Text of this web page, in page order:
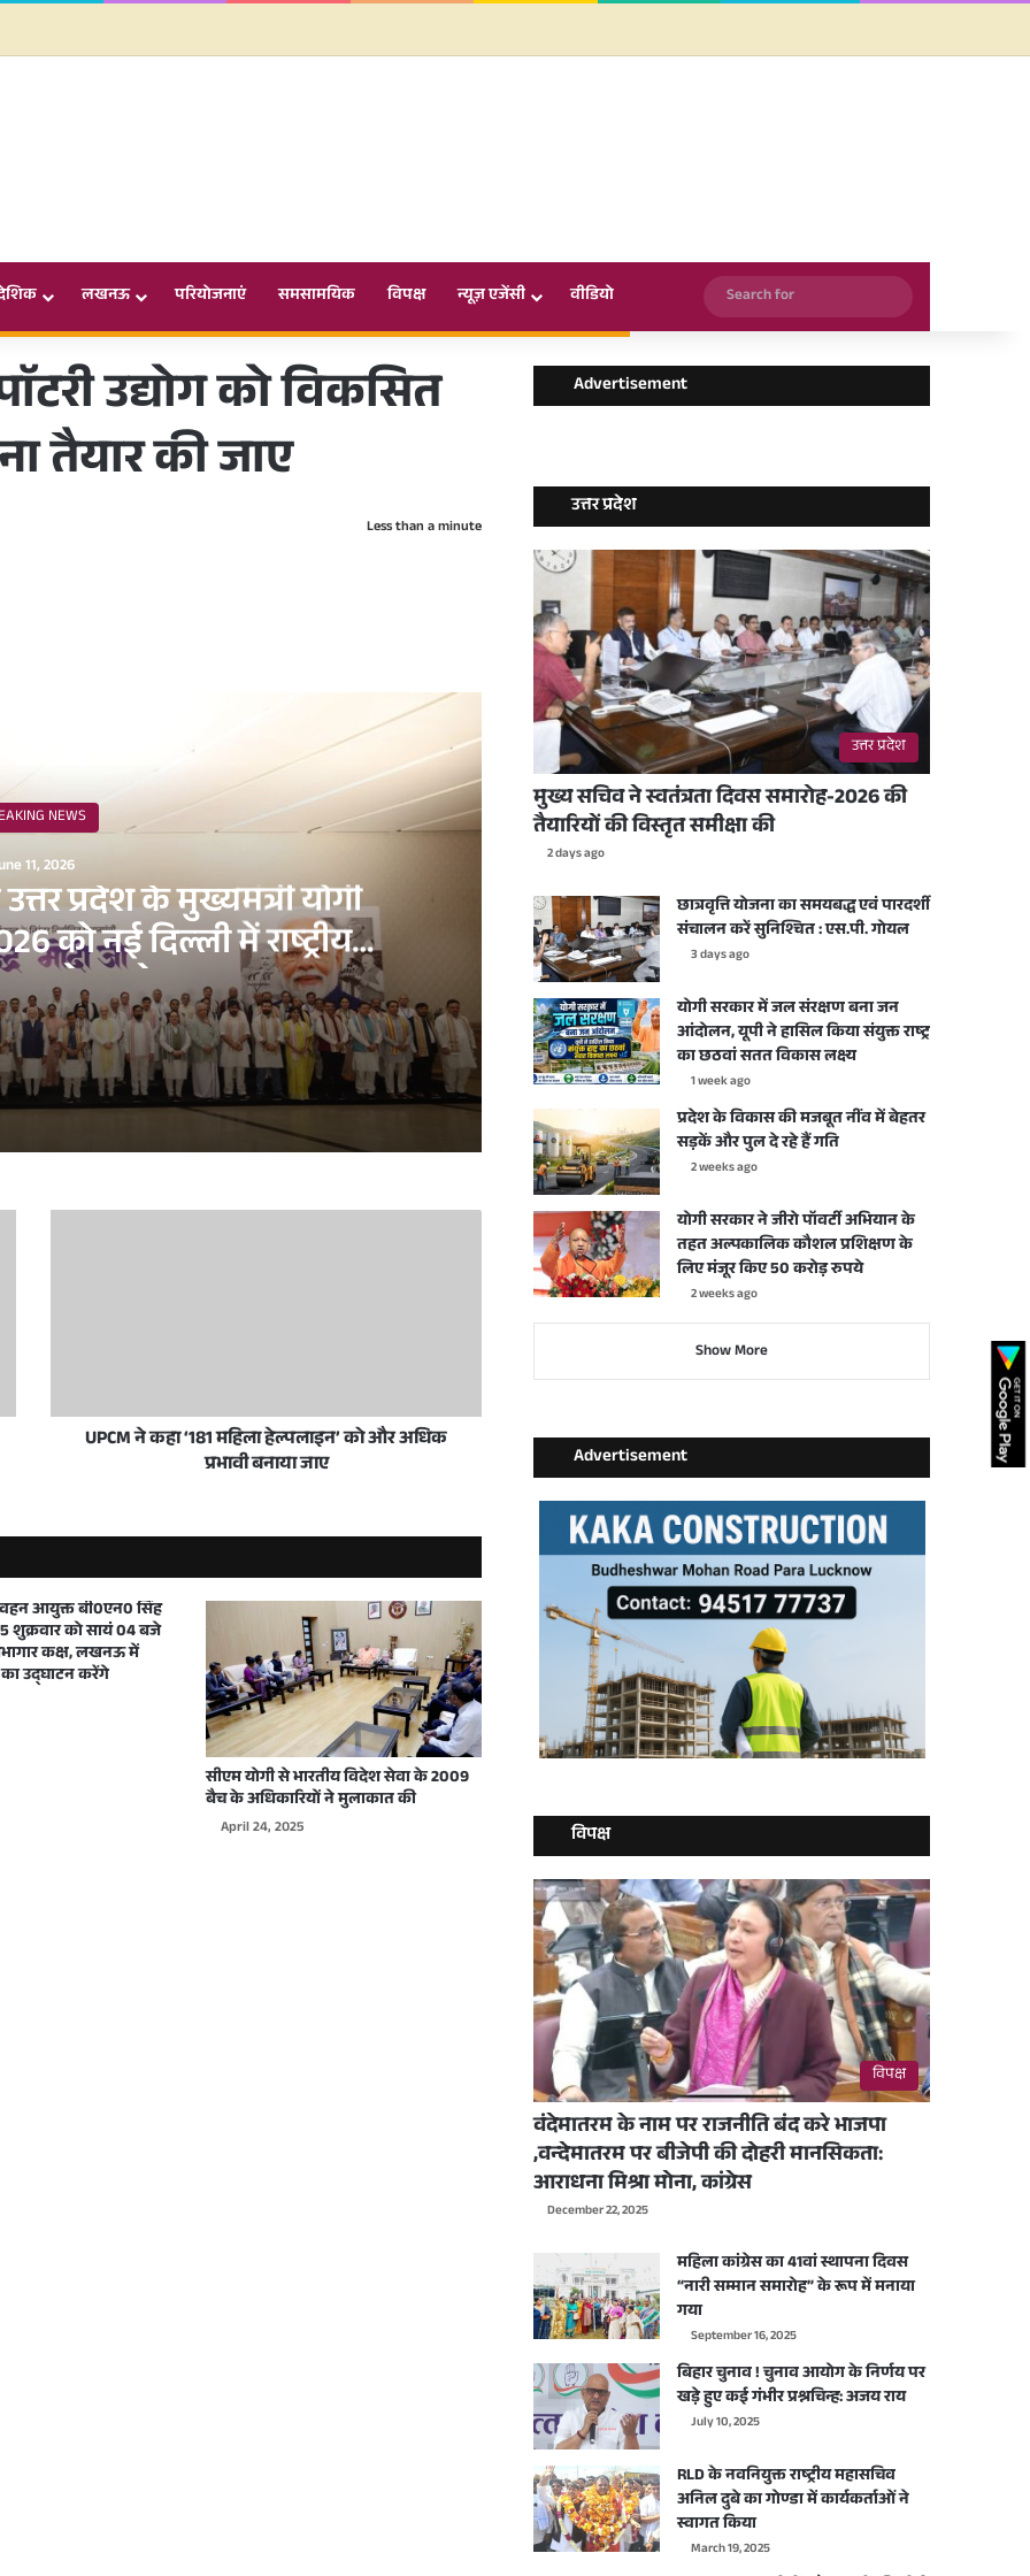
लखनऊ परियोजनाएं समसामयिक विपक्ष न्यूज़ एजेंसी वीडियो
Search
for
उद्योग को विकसित
तैयार की जाए
Less than a minute
NEWS
11, 2026
उत्तर प्रदेश के मुख्यमंत्री योगी
को नई दिल्ली में राष्ट्रीय
सम्मेलन के अवसर पर
प्रधानमंत्री नरेन्द्र मोदी व उत्तर प्रदेश के मुख्यमंत्री योगी आदित्यनाथ 10 जून, 2026 को नई दिल्ली में राष्ट्रीय जनतांत्रिक गठबंधन सम्मेलन के अवसर पर
मुख्यमंत्री ने शारदीय नवरात्रि में महाअष्टमी एवं महानवमी के अवसर पर प्रदेशवासियों को हार्दिक बधाई और शुभकामनाएं दीं
दिल्ली में WJAI द्वारा आयोजित होने वाले कार्यक्रम के लिए उत्तर प्रदेश के मुख्यमंत्री योगी आदित्यनाथ को दिया गया आमंत्रण
UPCM ने कहा ‘181 महिला हेल्पलाइन’ को और अधिक
प्रभावी बनाया जाए
आयुक्त बी0एन0 सिंह
शुक्रवार को सायं 04 बजे
कक्ष, लखनऊ में
उद्घाटन करेंगे
सीएम योगी से भारतीय विदेश सेवा के 2009
बैच के अधिकारियों ने मुलाकात की
April 24, 2025
Advertisement
उत्तर प्रदेश
उत्तर प्रदेश
मुख्य सचिव ने स्वतंत्रता दिवस समारोह-2026 की
तैयारियों की विस्तृत समीक्षा की
2 days ago
छात्रवृत्ति योजना का समयबद्ध एवं पारदर्शी
संचालन करें सुनिश्चित : एस.पी. गोयल
3 days ago
योगी सरकार में जल संरक्षण बना जन
आंदोलन, यूपी ने हासिल किया संयुक्त राष्ट्र
का छठवां सतत विकास लक्ष्य
1 week ago
प्रदेश के विकास की मजबूत नींव में बेहतर
सड़कें और पुल दे रहे हैं गति
2 weeks ago
योगी सरकार ने जीरो पॉवर्टी अभियान के
तहत अल्पकालिक कौशल प्रशिक्षण के
लिए मंजूर किए 50 करोड़ रुपये
2 weeks ago
Show More
Advertisement
विपक्ष
विपक्ष
वंदेमातरम के नाम पर राजनीति बंद करे भाजपा
,वन्देमातरम पर बीजेपी की दोहरी मानसिकता:
आराधना मिश्रा मोना, कांग्रेस
December 22, 2025
महिला कांग्रेस का 41वां स्थापना दिवस
“नारी सम्मान समारोह” के रूप में मनाया
गया
September 16, 2025
बिहार चुनाव ! चुनाव आयोग के निर्णय पर
खड़े हुए कई गंभीर प्रश्नचिन्ह: अजय राय
July 10, 2025
RLD के नवनियुक्त राष्ट्रीय महासचिव
अनिल दुबे का गोण्डा में कार्यकर्ताओं ने
स्वागत किया
March 19, 2025